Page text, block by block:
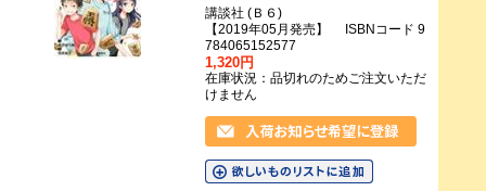
講談社 (Ｂ６)
【2019年05月発売】 ISBNコード 9
784065152577
1,320円
在庫状況：品切れのためご注文いただ
けません